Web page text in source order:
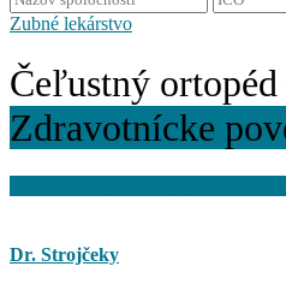
Zubné lekárstvo
Čeľustný
Zdravotnícke
Dr. Strojčeky